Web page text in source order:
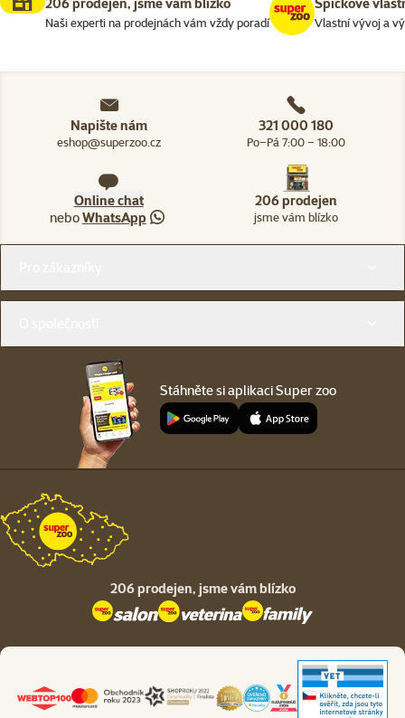
Naši experti na prodejnách vám vždy poradí Vlastní vývoj a
Napište nám
eshop@superzoo.cz
321 000 180
Po–Pá 7:00 – 18:00
Online chat
neboWhatsApp
206 prodejen
jsme vám blízko
Stáhněte si aplikaci Super zoo
206 prodejen, jsme vám blízko